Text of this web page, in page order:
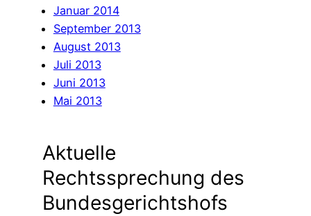
Januar 2014
September 2013
August 2013
Juli 2013
Juni 2013
Mai 2013
Aktuelle
Rechtssprechung des
Bundesgerichts­hofs